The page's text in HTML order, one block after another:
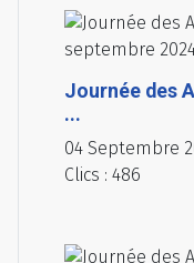
Journée des
...
04 Septembre
Clics : 486